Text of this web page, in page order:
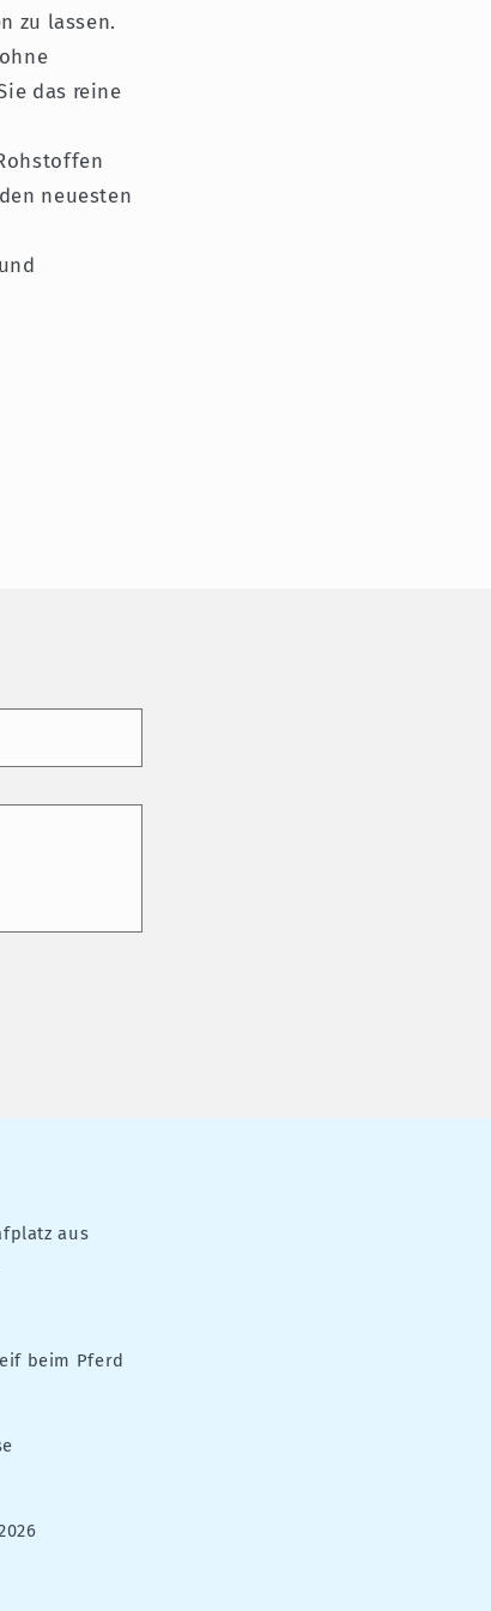
zu lassen.
das reine
neuesten
aus
beim Pferd